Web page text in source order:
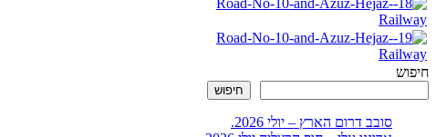
חיפוש
חיפוש
סובב דרום הארץ – יולי 2026.